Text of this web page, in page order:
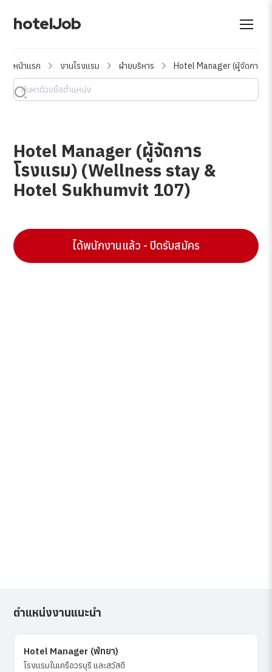
hotelJob
หน้าแรก งานโรงแรม ฝ่ายบริหาร Hotel Manager (ผู้จัดการโ
Hotel Manager (ผู้จัดการ
โรงแรม) (Wellness stay &
Hotel Sukhumvit 107)
ได้พนักงานแล้ว - ปิดรับสมัคร
ตำแหน่งงานแนะนำ
Hotel Manager (พัทยา)
โรงแรมในเครือวรบุรี และสวัสดี